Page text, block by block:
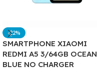
-22%
SMARTPHONE XIAOMI
REDMI A5 3/64GB OCEAN
BLUE NO CHARGER